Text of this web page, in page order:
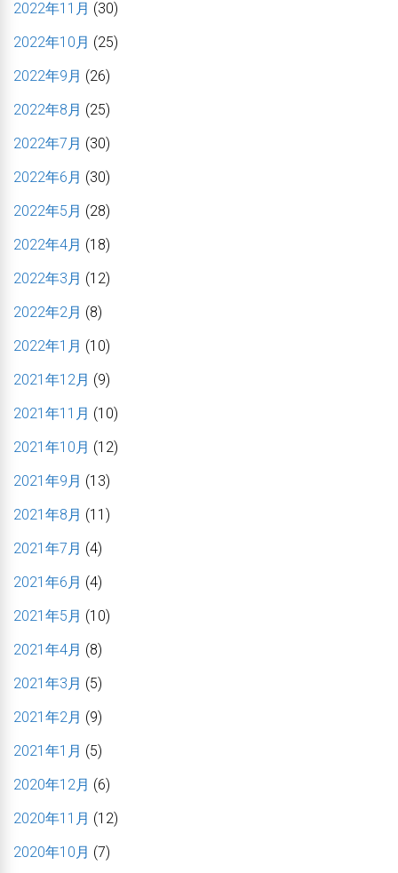
2022年11月 (30)
2022年10月 (25)
2022年9月 (26)
2022年8月 (25)
2022年7月 (30)
2022年6月 (30)
2022年5月 (28)
2022年4月 (18)
2022年3月 (12)
2022年2月 (8)
2022年1月 (10)
2021年12月 (9)
2021年11月 (10)
2021年10月 (12)
2021年9月 (13)
2021年8月 (11)
2021年7月 (4)
2021年6月 (4)
2021年5月 (10)
2021年4月 (8)
2021年3月 (5)
2021年2月 (9)
2021年1月 (5)
2020年12月 (6)
2020年11月 (12)
2020年10月 (7)